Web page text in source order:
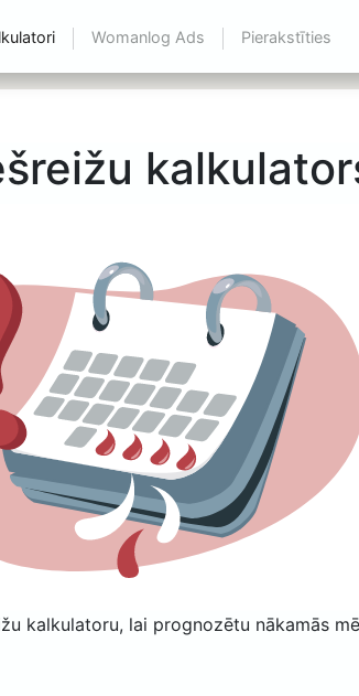
Womanlog Ads Pierakstīties
kalkulatoru, lai prognozētu nākamās